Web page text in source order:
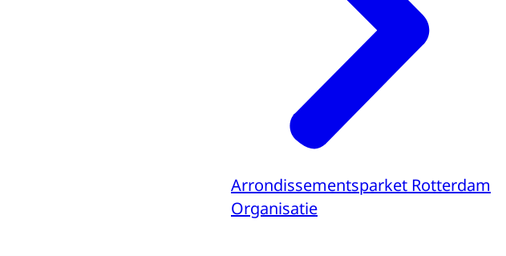
Arrondissementsparket Rotterdam
Organisatie